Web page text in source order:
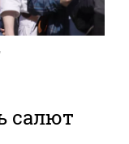
салют